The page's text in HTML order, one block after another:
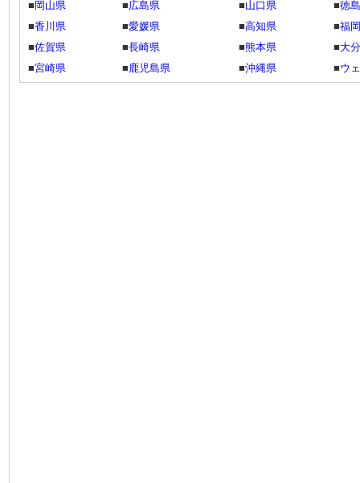
■ 岡山県 ■広島県 ■山口県 ■徳
■香川県 ■愛媛県 ■高知県 ■福
■佐賀県 ■長崎県 ■熊本県 ■大
■宮崎県 ■鹿児島県 ■沖縄県 ■ウ